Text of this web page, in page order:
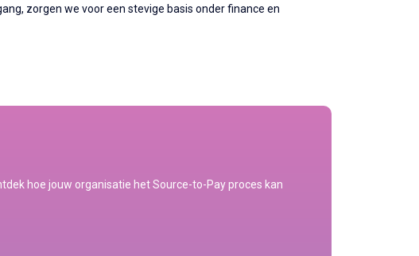
zorgen we voor een stevige basis onder finance en
hoe jouw organisatie het Source-to-Pay proces kan